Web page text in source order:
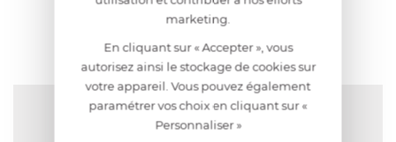
AVIS CLIENT
NOTE MOYENNE
Pas encore de note
marketing.
En cliquant sur « Accepter », vous
autorisez ainsi le stockage de cookies sur
votre appareil. Vous pouvez également
paramétrer vos choix en cliquant sur «
Personnaliser »